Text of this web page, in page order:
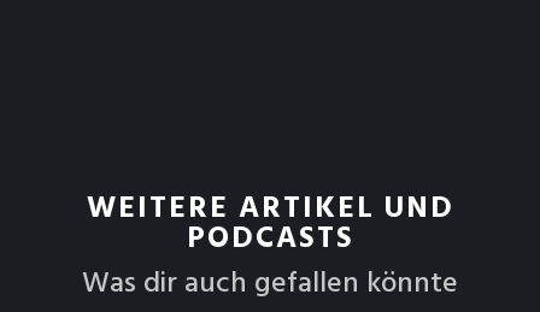
WEITERE ARTIKEL UND
PODCASTS
Was dir auch gefallen könnte